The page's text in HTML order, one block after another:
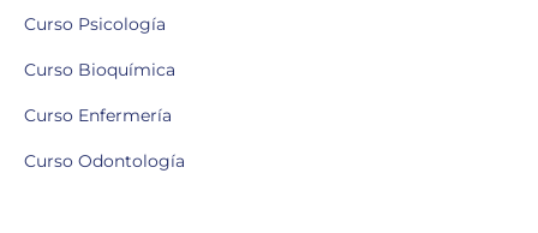
Curso Psicología
Curso Bioquímica
Curso Enfermería
Curso Odontología